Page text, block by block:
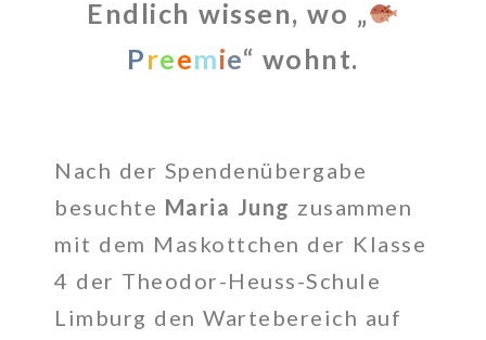
Endlich wissen, wo „
Preemie“ wohnt.
Nach der Spendenübergabe
besuchte Maria Jung zusammen
mit dem Maskottchen der Klasse
4 der Theodor-Heuss-Schule
Limburg den Wartebereich auf